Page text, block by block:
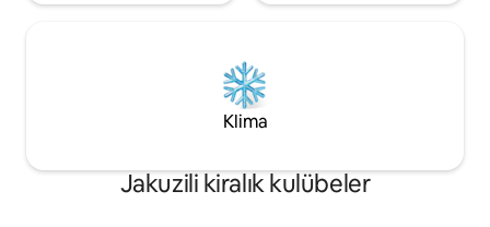
Klima
Jakuzili kiralık kulübeler